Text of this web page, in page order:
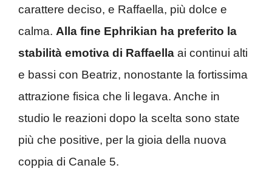
carattere deciso, e Raffaella, più dolce e
calma. Alla fine Ephrikian ha preferito la
stabilità emotiva di Raffaella ai continui alti
e bassi con Beatriz, nonostante la fortissima
attrazione fisica che li legava. Anche in
studio le reazioni dopo la scelta sono state
più che positive, per la gioia della nuova
coppia di Canale 5.